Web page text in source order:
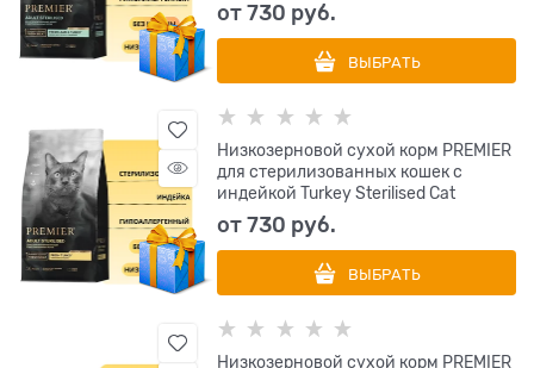
от730 руб.
ВЫБРАТЬ
Низкозерновой сухой корм PREMIER
для стерилизованных кошек с
индейкой Turkey Sterilised Cat
от730 руб.
ВЫБРАТЬ
Низкозерновой сухой корм PREMIER